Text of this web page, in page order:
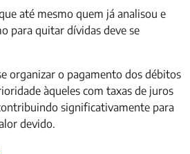
até mesmo quem já analisou e
para quitar dívidas deve se
organizar o pagamento dos débitos
àqueles com taxas de juros
significativamente para
devido.